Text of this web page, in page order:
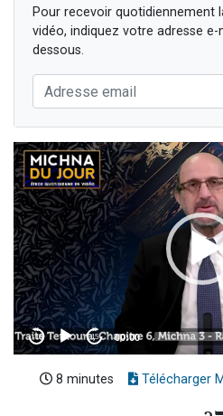
Pour recevoir quotidiennement
vidéo, indiquez votre adresse
dessous.
8 minutes Télécharger